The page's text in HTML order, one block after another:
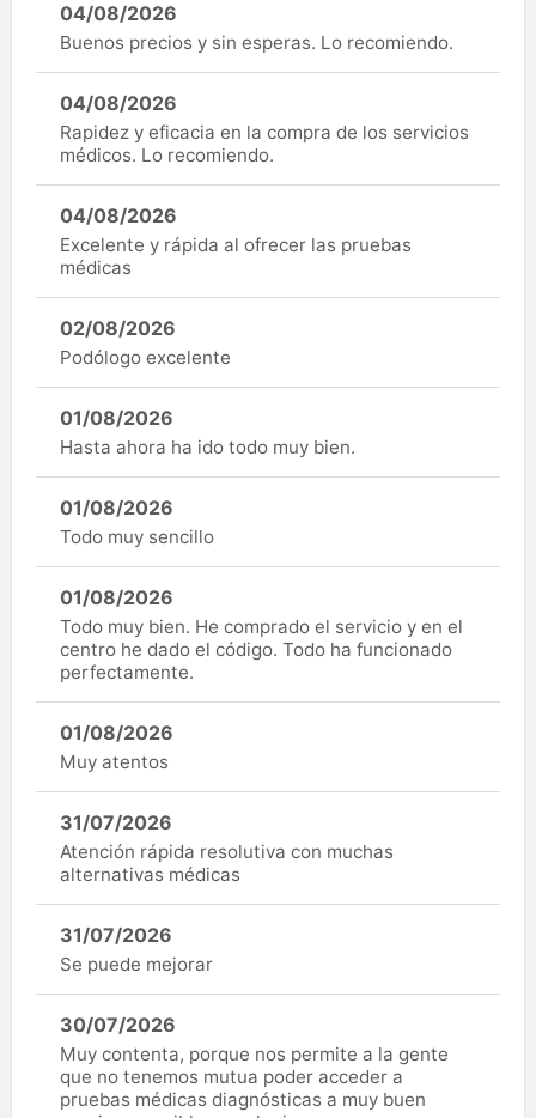
04/08/2026
Buenos precios y sin esperas. Lo recomiendo.
04/08/2026
Rapidez y eficacia en la compra de los servicios
médicos. Lo recomiendo.
04/08/2026
Excelente y rápida al ofrecer las pruebas
médicas
02/08/2026
Podólogo excelente
01/08/2026
Hasta ahora ha ido todo muy bien.
01/08/2026
Todo muy sencillo
01/08/2026
Todo muy bien. He comprado el servicio y en el
centro he dado el código. Todo ha funcionado
perfectamente.
01/08/2026
Muy atentos
31/07/2026
Atención rápida resolutiva con muchas
alternativas médicas
31/07/2026
Se puede mejorar
30/07/2026
Muy contenta, porque nos permite a la gente
que no tenemos mutua poder acceder a
pruebas médicas diagnósticas a muy buen